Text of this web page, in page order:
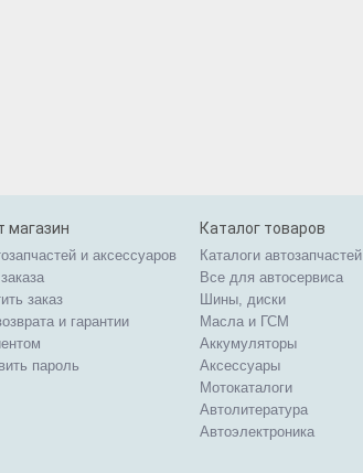
магазин
и аксессуаров
заказ
и гарантии
пароль
Каталог товаров
Каталоги автозапчастей
Все для автосервиса
Шины, диски
Масла и ГСМ
Аккумуляторы
Аксессуары
Мотокаталоги
Автолитература
Автоэлектроника